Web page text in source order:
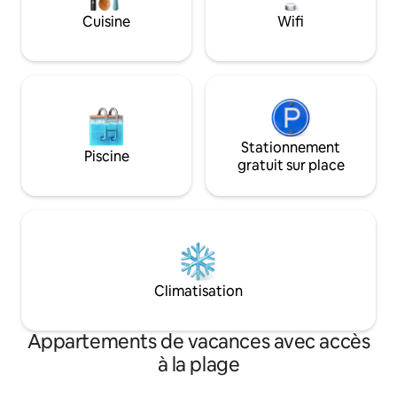
charachter. Élégant. Le séjour minimum
de juillet/aug est de 6 jours.
qui, complété par
vous assurera
Cuisine Wifi
Piscine
Stationnement
gratuit sur place
Climatisation
Appartements de vacances avec accès
à la plage